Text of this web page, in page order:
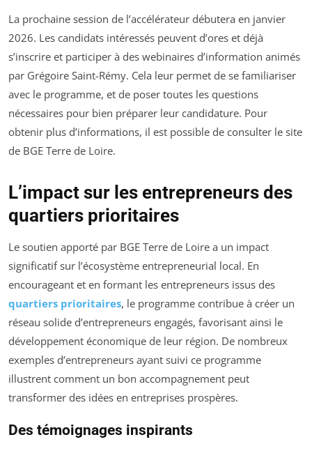
La prochaine session de l’accélérateur débutera en janvier
2026. Les candidats intéressés peuvent d’ores et déjà
s’inscrire et participer à des webinaires d’information animés
par Grégoire Saint-Rémy. Cela leur permet de se familiariser
avec le programme, et de poser toutes les questions
nécessaires pour bien préparer leur candidature. Pour
obtenir plus d’informations, il est possible de consulter le site
de BGE Terre de Loire.
L’impact sur les entrepreneurs des
quartiers prioritaires
Le soutien apporté par BGE Terre de Loire a un impact
significatif sur l’écosystème entrepreneurial local. En
encourageant et en formant les entrepreneurs issus des
quartiers prioritaires, le programme contribue à créer un
réseau solide d’entrepreneurs engagés, favorisant ainsi le
développement économique de leur région. De nombreux
exemples d’entrepreneurs ayant suivi ce programme
illustrent comment un bon accompagnement peut
transformer des idées en entreprises prospères.
Des témoignages inspirants